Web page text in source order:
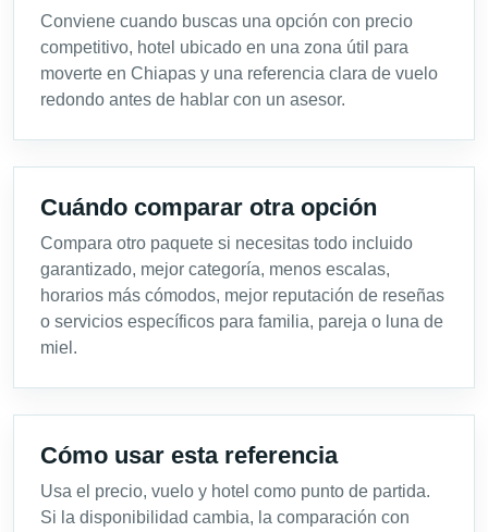
Conviene cuando buscas una opción con precio
competitivo, hotel ubicado en una zona útil para
moverte en Chiapas y una referencia clara de vuelo
redondo antes de hablar con un asesor.
Cuándo comparar otra opción
Compara otro paquete si necesitas todo incluido
garantizado, mejor categoría, menos escalas,
horarios más cómodos, mejor reputación de reseñas
o servicios específicos para familia, pareja o luna de
miel.
Cómo usar esta referencia
Usa el precio, vuelo y hotel como punto de partida.
Si la disponibilidad cambia, la comparación con